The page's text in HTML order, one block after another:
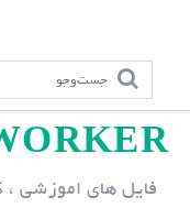
p
فایل های اموزشی